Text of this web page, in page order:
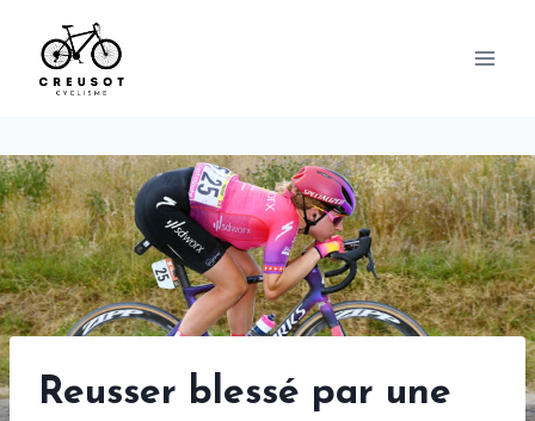
content
Reusser blessé par une